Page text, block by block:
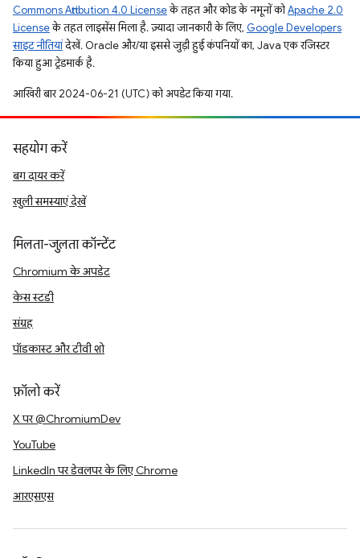
Commons Attribution 4.0 Licenseके तहत और कोड के नमूनों कोApache 2.0
Licenseके तहत लाइसेंस मिला है. ज़्यादा जानकारी के लिए, Google Developers
साइट नीतियांदेखें. Oracle और/या इससे जुड़ी हुई कंपनियों का, Java एक रजिस्टर
किया हुआ ट्रेडमार्क है.
आखिरी बार 2024-06-21 (UTC) को अपडेट किया गया.
सहयोग करें
बग दायर करें
खुली समस्याएं देखें
मिलता-जुलता कॉन्टेंट
Chromium के अपडेट
केस स्टडी
संग्रह
पॉडकास्ट और टीवी शो
फ़ॉलो करें
X पर @ChromiumDev
YouTube
LinkedIn पर डेवलपर के लिए Chrome
आरएसएस